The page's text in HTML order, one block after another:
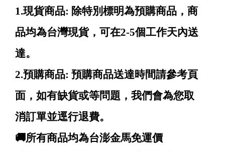
1.現貨商品: 除特別標明為預購商品，商
品均為台灣現貨，可在2-5個工作天內送
達。
2.預購商品: 預購商品送達時間請參考頁
面，如有缺貨或等問題，我們會為您取
消訂單並逕行退費。
🚚所有商品均為台澎金馬免運價